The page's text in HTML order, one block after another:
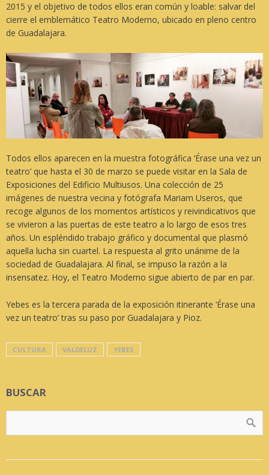
2015 y el objetivo de todos ellos eran común y loable: salvar del
cierre el emblemático Teatro Moderno, ubicado en pleno centro
de Guadalajara.
Todos ellos aparecen en la muestra fotográfica ‘Érase una vez un
teatro’ que hasta el 30 de marzo se puede visitar en la Sala de
Exposiciones del Edificio Multiusos. Una colección de 25
imágenes de nuestra vecina y fotógrafa Mariam Useros, que
recoge algunos de los momentos artísticos y reivindicativos que
se vivieron a las puertas de este teatro a lo largo de esos tres
años. Un espléndido trabajo gráfico y documental que plasmó
aquella lucha sin cuartel. La respuesta al grito unánime de la
sociedad de Guadalajara. Al final, se impuso la razón a la
insensatez. Hoy, el Teatro Moderno sigue abierto de par en par.
Yebes es la tercera parada de la exposición itinerante ‘Érase una
vez un teatro’ tras su paso por Guadalajara y Pioz.
CULTURA VALDELUZ YEBES
BUSCAR